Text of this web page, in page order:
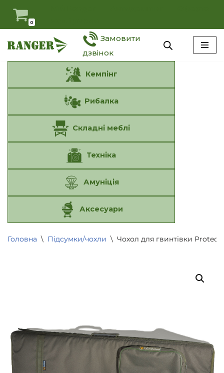
Перейти
до
вмісту
0
Замовити
дзвінок
Кемпінг
Рибалка
Складні меблі
Техніка
Амуніція
Аксесуари
Головна \ Підсумки/чохли \ Чохол для гвинтівки Protect